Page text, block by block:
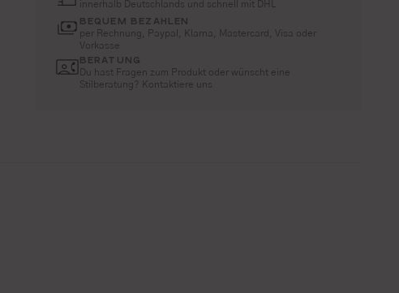
innerhalb Deutschlands und schnell mit DHL
BEQUEM BEZAHLEN
per Rechnung, Paypal, Klarna, Mastercard, Visa oder
Vorkasse
BERATUNG
Du hast Fragen zum Produkt oder wünscht eine
Stilberatung? Kontaktiere uns